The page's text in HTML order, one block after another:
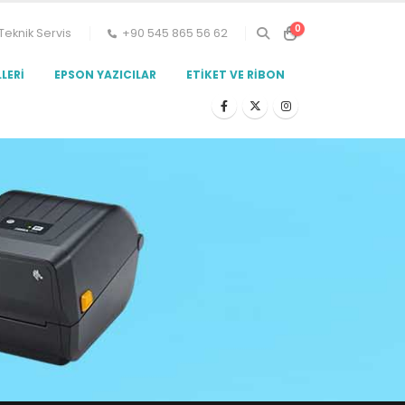
Servis +90 545 865 56 62 0
EPSON YAZICILAR ETIKET VE RIBON